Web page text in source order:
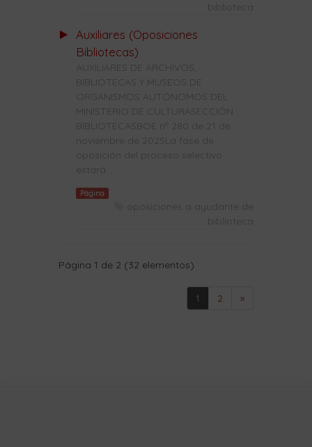
biblioteca
Auxiliares (Oposiciones
Bibliotecas)
AUXILIARES DE ARCHIVOS,
BIBLIOTECAS Y MUSEOS DE
ORGANISMOS AUTÓNOMOS DEL
MINISTERIO DE CULTURASECCIÓN
BIBLIOTECASBOE nº 280 de 21 de
noviembre de 2025La fase de
oposición del proceso selectivo
estará ...
Página
oposiciones a ayudante de
biblioteca
Página 1 de 2 (32 elementos)
1 2 »